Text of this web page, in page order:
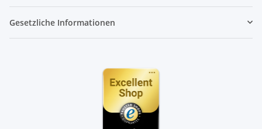
Gesetzliche Informationen